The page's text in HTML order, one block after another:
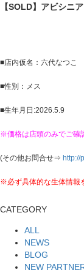
【SOLD】アビシニ
■店内仮名：六代なつこ
■性別：メス
■生年月日:2026.5.9
※価格は店頭のみでご確
(その他お問合せ⇒ http://
※必ず具体的な生体情報
CATEGORY
ALL
NEWS
BLOG
NEW